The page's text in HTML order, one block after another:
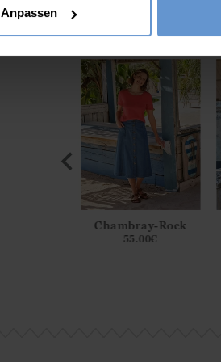
AnpassenDiese Artikel
Chambray-Rock
55.00€